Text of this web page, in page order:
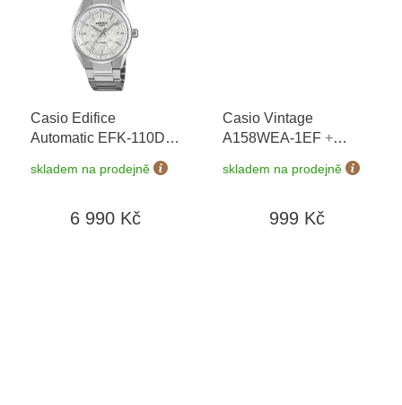
Casio Edifice
Automatic EFK-110D-
výměny do 90 dní +
skladem na prodejně
6 990 Kč
Casio Vintage
A158WEA-1EF +
možnost výměny do 90
dní
skladem na prodejně
999 Kč